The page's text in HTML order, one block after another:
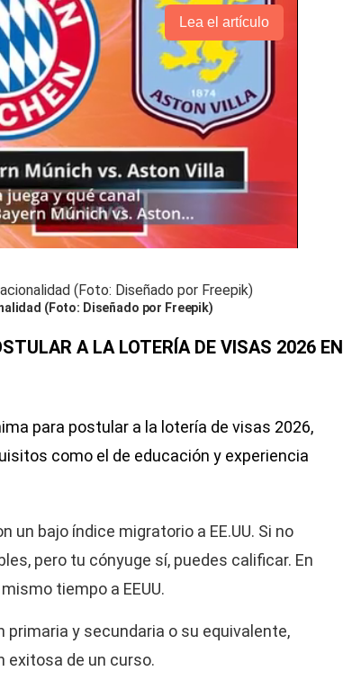
Lea el artículo
(Foto: Diseñado por Freepik)
A LA LOTERÍA DE VISAS 2026 EN
para postular a la lotería de visas 2026,
como el de educación y experiencia
un bajo índice migratorio a EE.UU. Si no
pero tu cónyuge sí, puedes calificar. En
tiempo a EEUU.
primaria y secundaria o su equivalente,
exitosa de un curso.